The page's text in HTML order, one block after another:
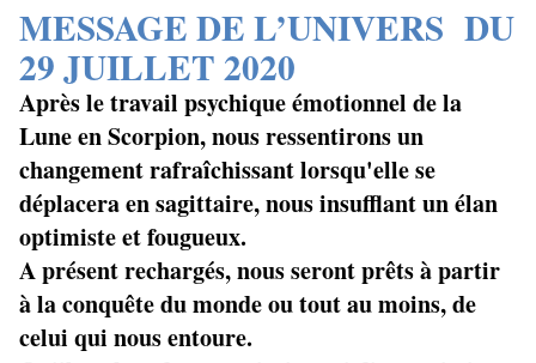
MESSAGE DE L’UNIVERS DU
29 JUILLET 2020
Après le travail psychique émotionnel de la
Lune en Scorpion, nous ressentirons un
changement rafraîchissant lorsqu'elle se
déplacera en sagittaire, nous insufflant un élan
optimiste et fougueux.
A présent rechargés, nous seront prêts à partir
à la conquête du monde ou tout au moins, de
celui qui nous entoure.